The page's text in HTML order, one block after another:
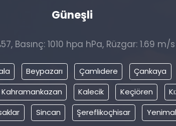
Güneşli
Basınç: 1010 hpa hPa, Rüzgar: 1.69 m/s
Beypazarı Çamlıdere Çankaya
Kahramankazan Kalecik Keçiören
Sincan Şereflikoçhisar